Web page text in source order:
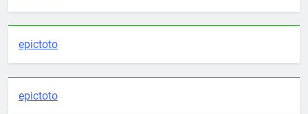
epictoto
epictoto